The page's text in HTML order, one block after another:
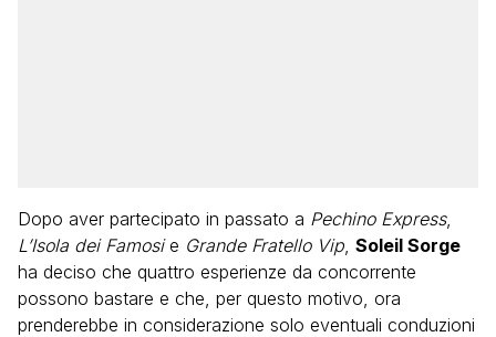
Dopo aver partecipato in passato a Pechino Express,
L’Isola dei Famosie Grande Fratello Vip, Soleil Sorge
ha deciso che quattro esperienze da concorrente
possono bastare e che, per questo motivo, ora
prenderebbe in considerazione solo eventuali conduzioni